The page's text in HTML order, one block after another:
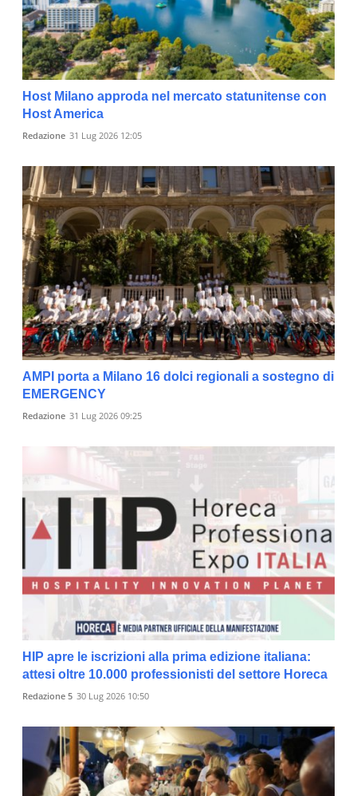
Host Milano approda nel mercato statunitense con
Host America
Redazione 31 Lug 2026 12:05
AMPI porta a Milano 16 dolci regionali a sostegno di
EMERGENCY
Redazione 31 Lug 2026 09:25
HIP apre le iscrizioni alla prima edizione italiana:
attesi oltre 10.000 professionisti del settore Horeca
Redazione 5 30 Lug 2026 10:50